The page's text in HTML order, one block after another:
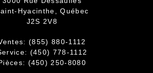
Hyacinthe
,Québec
J2S 2V8
(855) 880-1112
(450) 778-1112
(450) 250-8080